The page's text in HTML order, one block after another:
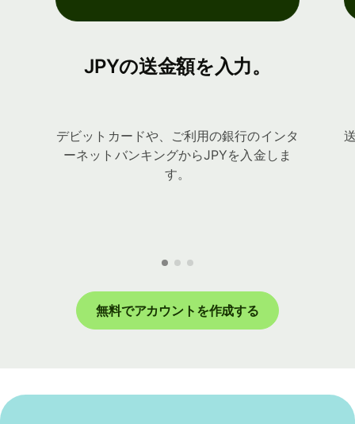
JPYの送金額を入力。
デビットカードや、ご利用の銀行のインタ
ーネットバンキングからJPYを入金しま
す。
無料でアカウントを作成する